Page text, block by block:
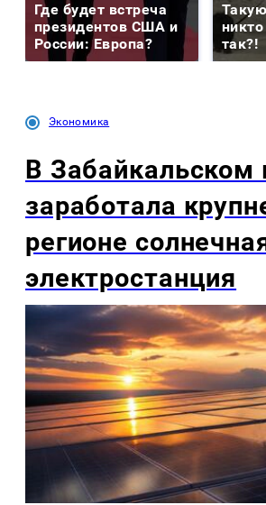
Где будет встреча
президентов США и
России: Европа?
так?!
Экономика
В Забайкальском
заработала
регионе
электростанция